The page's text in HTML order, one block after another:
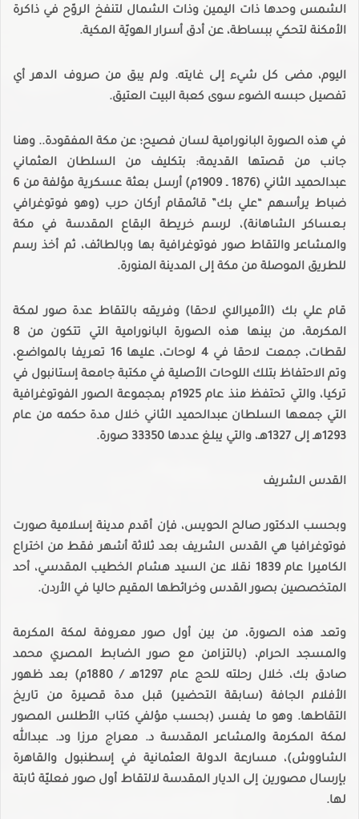
الشمس وحدها ذات اليمين وذات الشمال لتنفخ الروّح في ذاكرة
الأمكنة لتحكي ببساطة، عن أدق أسرار الهويّة المكية.
اليوم، مضى كل شيء إلى غايته. ولم يبق من صروف الدهر أي
تفصيل حبسه الضوء سوى كعبة البيت العتيق.
في هذه الصورة البانورامية لسان فصيح؛ عن مكة المفقودة.. وهنا
جانب من قصتها القديمة: بتكليف من السلطان العثماني
عبدالحميد الثاني (1876 ـ 1909م) أرسل بعثة عسكرية مؤلفة من 6
ضباط يرأسهم “علي بك” قائمقام أركان حرب (وهو فوتوغرافي
بـعساكر الشاهانة)، لرسم خريطة البقاع المقدسة في مكة
والمشاعر والتقاط صور فوتوغرافية بها وبالطائف، ثم أخذ رسم
للطريق الموصلة من مكة إلى المدينة المنورة.
قام علي بك (الأميرالاي لاحقا) وفريقه بالتقاط عدة صور لمكة
المكرمة، من بينها هذه الصورة البانورامية التي تتكون من 8
لقطات، جمعت لاحقا في 4 لوحات، عليها 16 تعريفا بالمواضع،
وتم الاحتفاظ بتلك اللوحات الأصلية في مكتبة جامعة إستانبول في
تركيا، والتي تحتفظ منذ عام 1925م بمجموعة الصور الفوتوغرافية
التي جمعها السلطان عبدالحميد الثاني خلال مدة حكمه من عام
1293هـ إلى 1327هـ، والتي يبلغ عددها 33350 صورة.
القدس الشريف
وبحسب الدكتور صالح الحويس، فإن أقدم مدينة إسلامية صورت
فوتوغرافيا هي القدس الشريف بعد ثلاثة أشهر فقط من اختراع
الكاميرا عام 1839 نقلا عن السيد هشام الخطيب المقدسي، أحد
المتخصصين بصور القدس وخرائطها المقيم حاليا في الأردن.
وتعد هذه الصورة، من بين أول صور معروفة لمكة المكرمة
والمسجد الحرام، (بالتزامن مع صور الضابط المصري محمد
صادق بك، خلال رحلته للحج عام 1297هـ / 1880م) بعد ظهور
الأفلام الجافة (سابقة التحضير) قبل مدة قصيرة من تاريخ
التقاطها. وهو ما يفسر، (بحسب مؤلفي كتاب الأطلس المصور
لمكة المكرمة والمشاعر المقدسة د. معراج مرزا ود. عبدالله
الشاووش)، مسارعة الدولة العثمانية في إسطنبول والقاهرة
بإرسال مصورين إلى الديار المقدسة لالتقاط أول صور فعليّة ثابتة
لها.